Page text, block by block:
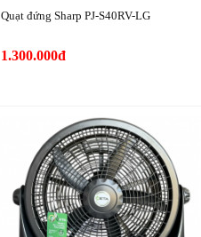
Quạt đứng Sharp PJ-S40RV-LG
1.300.000đ